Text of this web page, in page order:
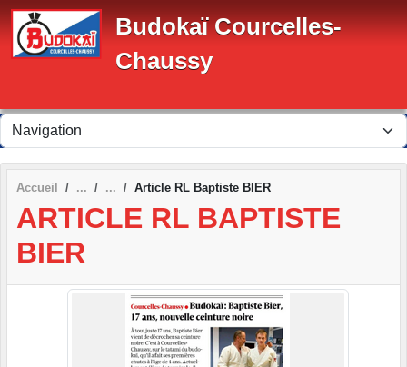
Budokaï Courcelles-
Chaussy
Accueil Article RL Baptiste BIER
ARTICLE RL BAPTISTE
BIER
Panneau de gestion des cookies